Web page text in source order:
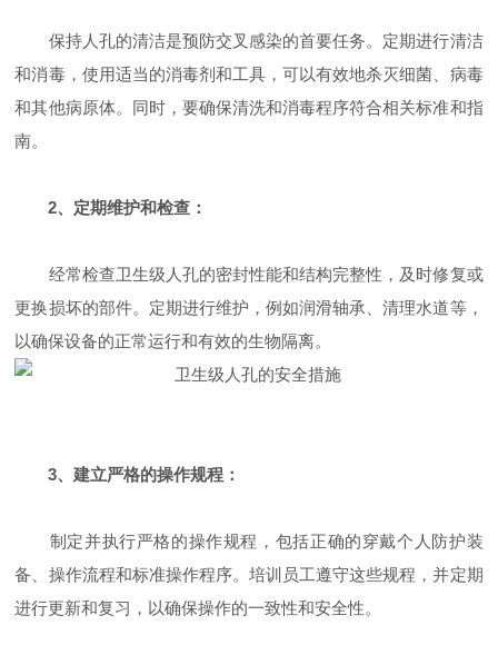
保持人孔的清洁是预防交叉感染的首要任务。定期进行清洁
和消毒，使用适当的消毒剂和工具，可以有效地杀灭细菌、病毒
和其他病原体。同时，要确保清洗和消毒程序符合相关标准和指
南。
2、定期维护和检查：
经常检查卫生级人孔的密封性能和结构完整性，及时修复或
更换损坏的部件。定期进行维护，例如润滑轴承、清理水道等，
以确保设备的正常运行和有效的生物隔离。
3、建立严格的操作规程：
制定并执行严格的操作规程，包括正确的穿戴个人防护装
备、操作流程和标准操作程序。培训员工遵守这些规程，并定期
进行更新和复习，以确保操作的一致性和安全性。